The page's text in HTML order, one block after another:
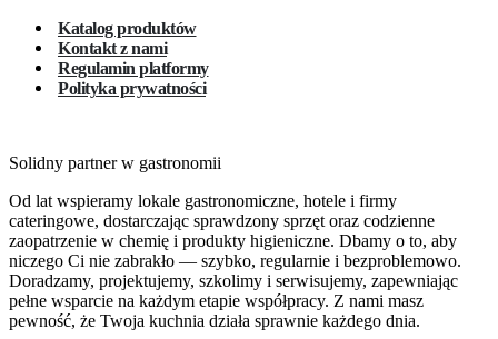
Katalog produktów
Kontakt z nami
Regulamin platformy
Polityka prywatności
Solidny partner w gastronomii
Od lat wspieramy lokale gastronomiczne, hotele i firmy
cateringowe, dostarczając sprawdzony sprzęt oraz codzienne
zaopatrzenie w chemię i produkty higieniczne. Dbamy o to, aby
niczego Ci nie zabrakło — szybko, regularnie i bezproblemowo.
Doradzamy, projektujemy, szkolimy i serwisujemy, zapewniając
pełne wsparcie na każdym etapie współpracy. Z nami masz
pewność, że Twoja kuchnia działa sprawnie każdego dnia.